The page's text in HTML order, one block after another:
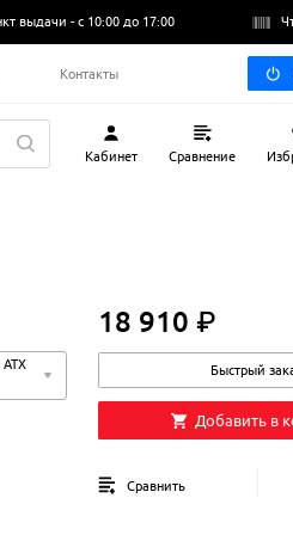
выдачи -с 10:00 до 17:00
Контакты
Кабинет Сравнение
ATX
18 910 ₽18
Быстрый
Добавить в
Сравнить